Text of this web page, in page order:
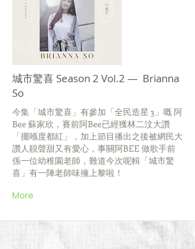
城市驚喜 Season 2 Vol.2 — Brianna
So
今集「城市驚喜」有參加「全民造星 3」嘅 阿
Bee 蘇家欣，賽前阿Bee已經獲林二汶大讚
「擺喺度都紅」，加上節目播出之後被網民大
讚人靚聲甜又有愛心，事關阿BEE 做歌手前
係一位幼稚園老師，難道今次呢輯「城市驚
喜」有一陣老師味擁上黎啦！
More